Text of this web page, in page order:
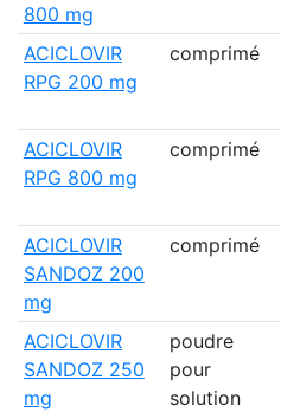
800 mg
ACICLOVIR
RPG 200 mg
comprimé
ACICLOVIR
RPG 800 mg
comprimé
ACICLOVIR
SANDOZ 200
mg
comprimé
ACICLOVIR
SANDOZ 250
mg
poudre
pour
solution